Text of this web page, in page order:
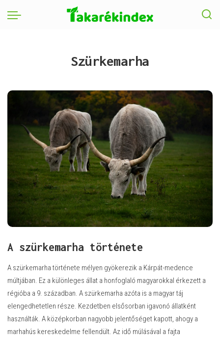
Szürkemarha
A szürkemarha története
A szürkemarha története mélyen gyökerezik a Kárpát-medence
múltjában. Ez a különleges állat a honfoglaló magyarokkal érkezett a
régióba a 9. században. A szürkemarha azóta is a magyar táj
elengedhetetlen része. Kezdetben elsősorban igavonó állatként
használták. A középkorban nagyobb jelentőséget kapott, ahogy a
marhahús kereskedelme fellendült. Az idő múlásával a fajta